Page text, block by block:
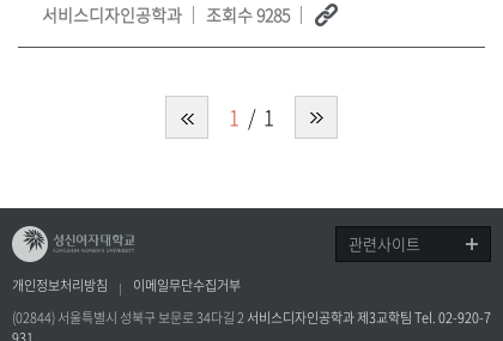
서비스디자인공학과 조회수 9285
1 1
개인정보처리방침 이메일무단수집거부
관련사이트
(02844) 서울특별시 성북구 보문로 34다길 2서비스디자인공학과 제3교학팀 Tel. 02-920-7